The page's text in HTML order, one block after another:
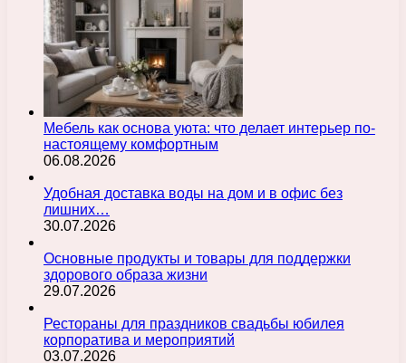
Мебель как основа уюта: что делает интерьер по-
настоящему комфортным
06.08.2026
Удобная доставка воды на дом и в офис без
лишних…
30.07.2026
Основные продукты и товары для поддержки
здорового образа жизни
29.07.2026
Рестораны для праздников свадьбы юбилея
корпоратива и мероприятий
03.07.2026